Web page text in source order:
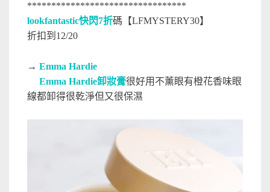
*********************************
lookfantastic快閃7折碼【LFMYSTERY30】
折扣到12/20
→ Emma Hardie
Emma Hardie卸妝膏很好用不薰眼有橙花香味眼
線都卸得很乾淨但又很保濕